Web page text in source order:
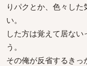
りパクとか、色々し
い。
した方は覚えて居な
う。
その俺が反省するき